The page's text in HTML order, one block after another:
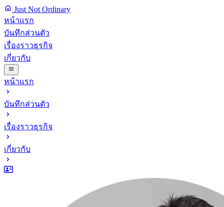
Just Not Ordinary
หน้าแรก
บันทึกส่วนตัว
เรื่องราวธุรกิจ
เกี่ยวกับ
หน้าแรก
บันทึกส่วนตัว
เรื่องราวธุรกิจ
เกี่ยวกับ